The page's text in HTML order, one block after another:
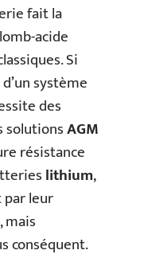
fait la
acide
Si
système
des
solutionsAGM
résistance
lithium,
par leur
conséquent.